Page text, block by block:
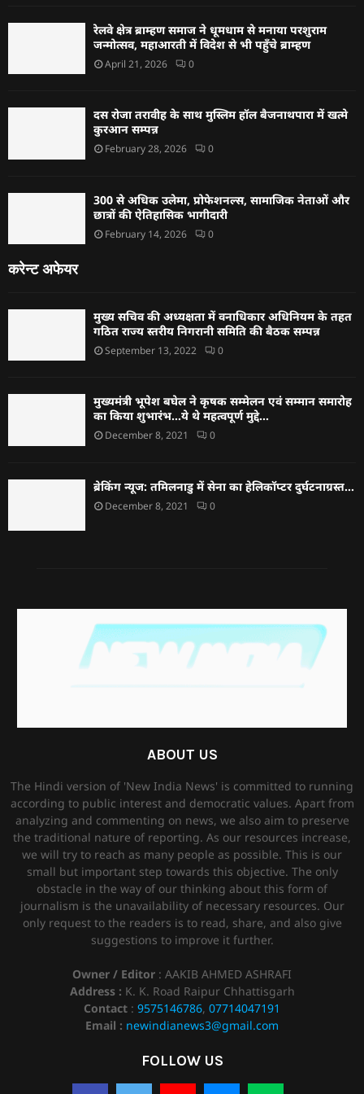
रेलवे क्षेत्र ब्राम्हण समाज ने धूमधाम से मनाया परशुराम
जन्मोत्सव, महाआरती में विदेश से भी पहुँचे ब्राम्हण
April 21, 2026 0
दस रोजा तरावीह के साथ मुस्लिम हॉल बैजनाथपारा में खत्मे
कुरआन सम्पन्न
February 28, 2026 0
300 से अधिक उलेमा, प्रोफेशनल्स, सामाजिक नेताओं और
छात्रों की ऐतिहासिक भागीदारी
February 14, 2026 0
करेन्ट अफेयर
मुख्य सचिव की अध्यक्षता में वनाधिकार अधिनियम के तहत
गठित राज्य स्तरीय निगरानी समिति की बैठक सम्पन्न
September 13, 2022 0
मुख्यमंत्री भूपेश बघेल ने कृषक सम्मेलन एवं सम्मान समारोह
का किया शुभारंभ…ये थे महत्वपूर्ण मुद्दे…
December 8, 2021 0
ब्रेकिंग न्यूज: तमिलनाडु में सेना का हेलिकॉप्टर दुर्घटनाग्रस्त…
December 8, 2021 0
ABOUT US
The Hindi version of 'New India News' is committed to running
according to public interest and democratic values. Apart from
analyzing and commenting on news, we also aim to preserve
the traditional nature of reporting. As our resources increase,
we will try to reach as many people as possible. This is our
small but important step towards this objective. The only
obstacle in the way of our thinking about this form of
journalism is the unavailability of necessary resources. Our
only request to the readers is to read, share, and also give
suggestions to improve it further.
Owner / Editor : AAKIB AHMED ASHRAFI
Address : K. K. Road Raipur Chhattisgarh
Contact : 9575146786, 07714047191
Email : newindianews3@gmail.com
FOLLOW US